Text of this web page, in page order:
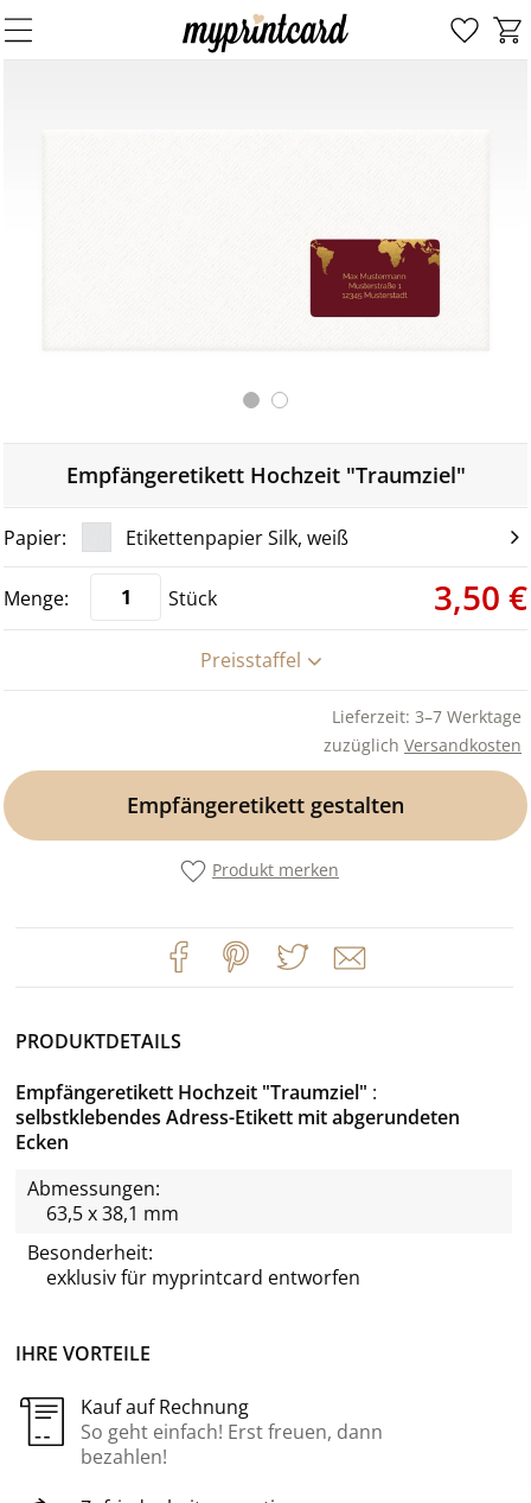
Empfängeretikett Hochzeit "Traumziel"
Etikettenpapier Silk, weiß
Stück 3,50 €
Preisstaffel
Lieferzeit: 3–7 Werktage
zuzüglich Versandkosten
Empfängeretikett gestalten
Produkt merken
IHRE VORTEILE
Kauf auf Rechnung
So geht einfach! Erst freuen, dann
bezahlen!
PRODUKTDETAILS
Empfängeretikett Hochzeit "Traumziel"
selbstklebendes Adress-Etikett mit abgerundeten
Ecken
Abmessungen:
63,5 x 38,1 mm
Besonderheit:
exklusiv für myprintcard entworfen